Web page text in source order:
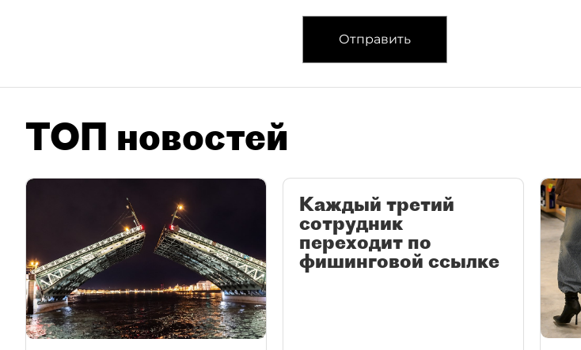
Отправить
ТОП новостей
Каждый третий
сотрудник
переходит по
фишинговой ссылке